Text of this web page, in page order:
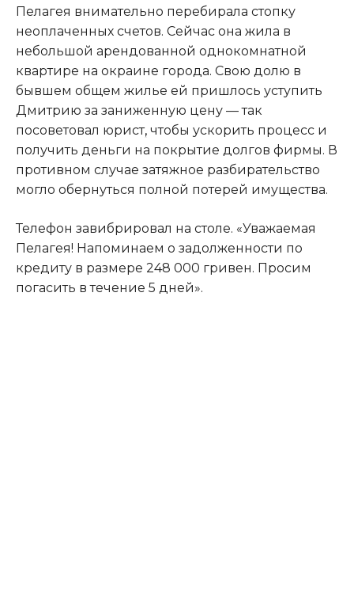
Пелагея внимательно перебирала стопку
неоплаченных счетов. Сейчас она жила в
небольшой арендованной однокомнатной
квартире на окраине города. Свою долю в
бывшем общем жилье ей пришлось уступить
Дмитрию за заниженную цену — так
посоветовал юрист, чтобы ускорить процесс и
получить деньги на покрытие долгов фирмы. В
противном случае затяжное разбирательство
могло обернуться полной потерей имущества.
Телефон завибрировал на столе. «Уважаемая
Пелагея! Напоминаем о задолженности по
кредиту в размере 248 000 гривен. Просим
погасить в течение 5 дней».